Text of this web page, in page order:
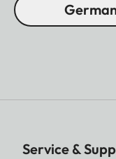
Service &